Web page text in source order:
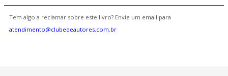
Tem algo a reclamar sobre este livro? Envie um email para
atendimento@clubedeautores.com.br